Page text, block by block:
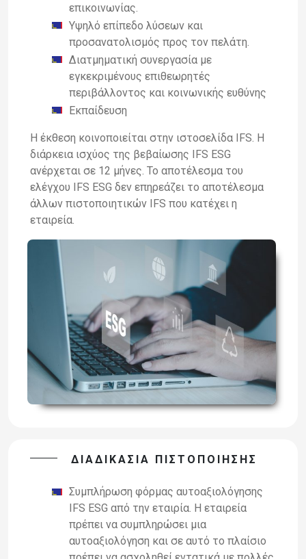
επικοινωνίας.
Υψηλό επίπεδο λύσεων και
προσανατολισμός προς τον πελάτη.
Διατμηματική συνεργασία με
εγκεκριμένους επιθεωρητές
περιβάλλοντος και κοινωνικής ευθύνης
Εκπαίδευση
Η έκθεση κοινοποιείται στην ιστοσελίδα IFS. Η
διάρκεια ισχύος της βεβαίωσης IFS ESG
ανέρχεται σε 12 μήνες. Το αποτέλεσμα του
ελέγχου IFS ESG δεν επηρεάζει το αποτέλεσμα
άλλων πιστοποιητικών IFS που κατέχει η
εταιρεία.
ΔΙΑΔΙΚΑΣΙΑ ΠΙΣΤΟΠΟΙΗΣΗΣ
Συμπλήρωση φόρμας αυτοαξιολόγησης
IFS ESG από την εταιρία. Η εταιρεία
πρέπει να συμπληρώσει μια
αυτοαξιολόγηση και σε αυτό το πλαίσιο